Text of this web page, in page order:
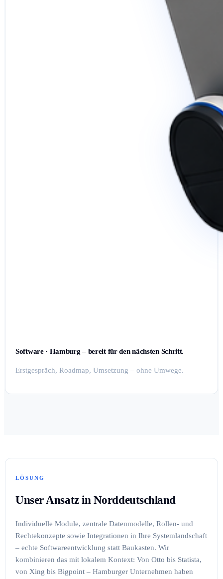
Software · Hamburg – bereit für den nächsten Schritt.
Erstgespräch, Roadmap, Umsetzung – ohne Umwege.
LÖSUNG
Unser Ansatz in Norddeutschland
Individuelle Module, zentrale Datenmodelle, Rollen- und
Rechtekonzepte sowie Integrationen in Ihre Systemlandschaft
– echte Softwareentwicklung statt Baukasten. Wir
kombinieren das mit lokalem Kontext: Von Otto bis Statista,
von Xing bis Bigpoint – Hamburger Unternehmen haben